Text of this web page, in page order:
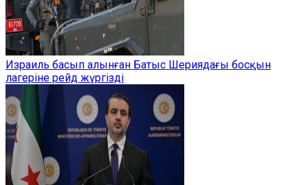
Израиль басып алынған Батыс Шериядағы босқын
лагеріне рейд жүргізді